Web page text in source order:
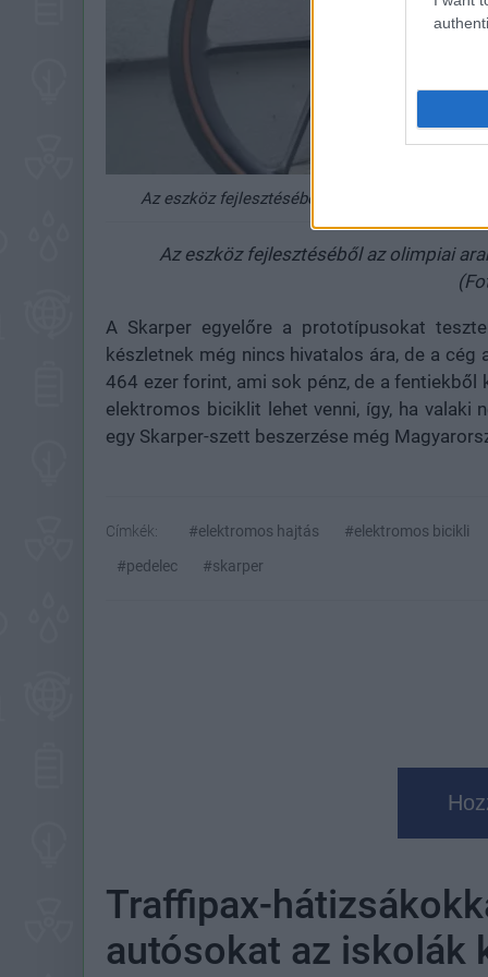
Az eszköz fejlesztéséből az olimpiai
Az eszköz fejlesztéséből az olimpiai
A Skarper egyelőre a prototípusokat
készletnek még nincs hivatalos ára, de a
464 ezer forint, ami sok pénz, de a
elektromos biciklit lehet venni, így, ha valaki
egy Skarper-szett beszerzése még
Címkék: #elektromos hajtás #elektromos bicikli
#pedelec
#skarper
Traffipax-
autósokat az iskolák